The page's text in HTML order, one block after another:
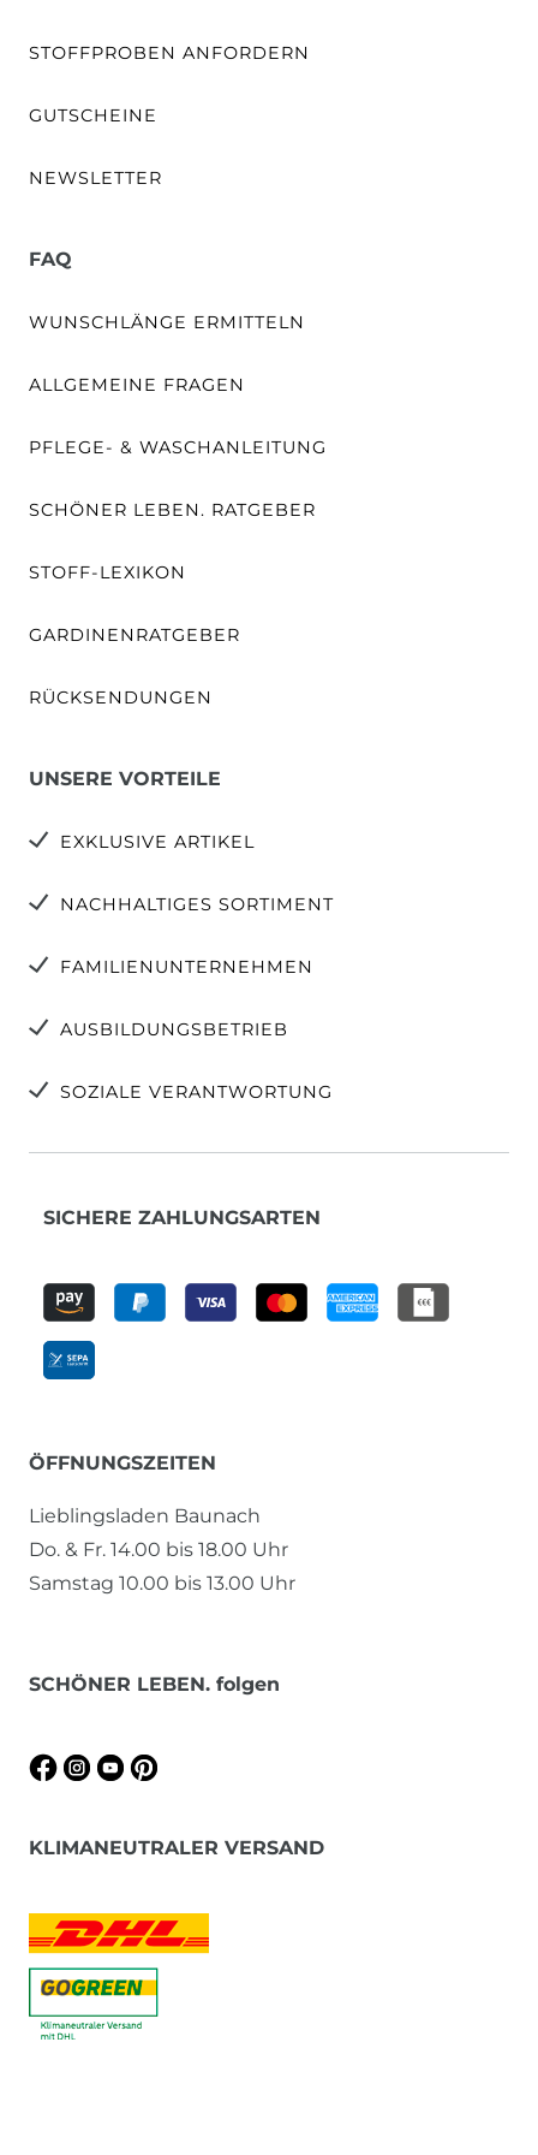
STOFFPROBEN ANFORDERN
GUTSCHEINE
NEWSLETTER
FAQ
WUNSCHLÄNGE ERMITTELN
ALLGEMEINE FRAGEN
PFLEGE- & WASCHANLEITUNG
SCHÖNER LEBEN. RATGEBER
STOFF-LEXIKON
GARDINENRATGEBER
RÜCKSENDUNGEN
UNSERE VORTEILE
EXKLUSIVE ARTIKEL
NACHHALTIGES SORTIMENT
FAMILIENUNTERNEHMEN
AUSBILDUNGSBETRIEB
SOZIALE VERANTWORTUNG
SICHERE ZAHLUNGSARTEN
ÖFFNUNGSZEITEN
Lieblingsladen Baunach
Do. & Fr. 14.00 bis 18.00 Uhr
Samstag 10.00 bis 13.00 Uhr
SCHÖNER LEBEN. folgen
KLIMANEUTRALER VERSAND